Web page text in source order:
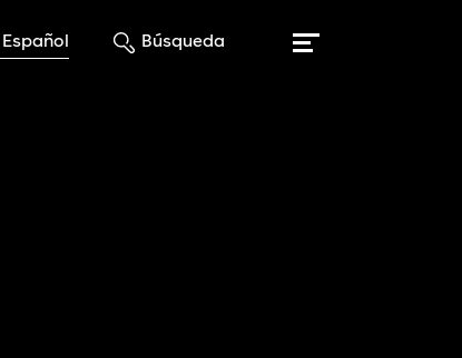
Español Búsqueda